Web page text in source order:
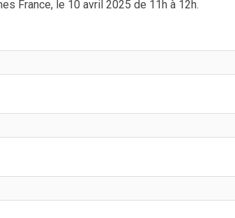
France, le 10 avril 2025 de 11h à 12h.